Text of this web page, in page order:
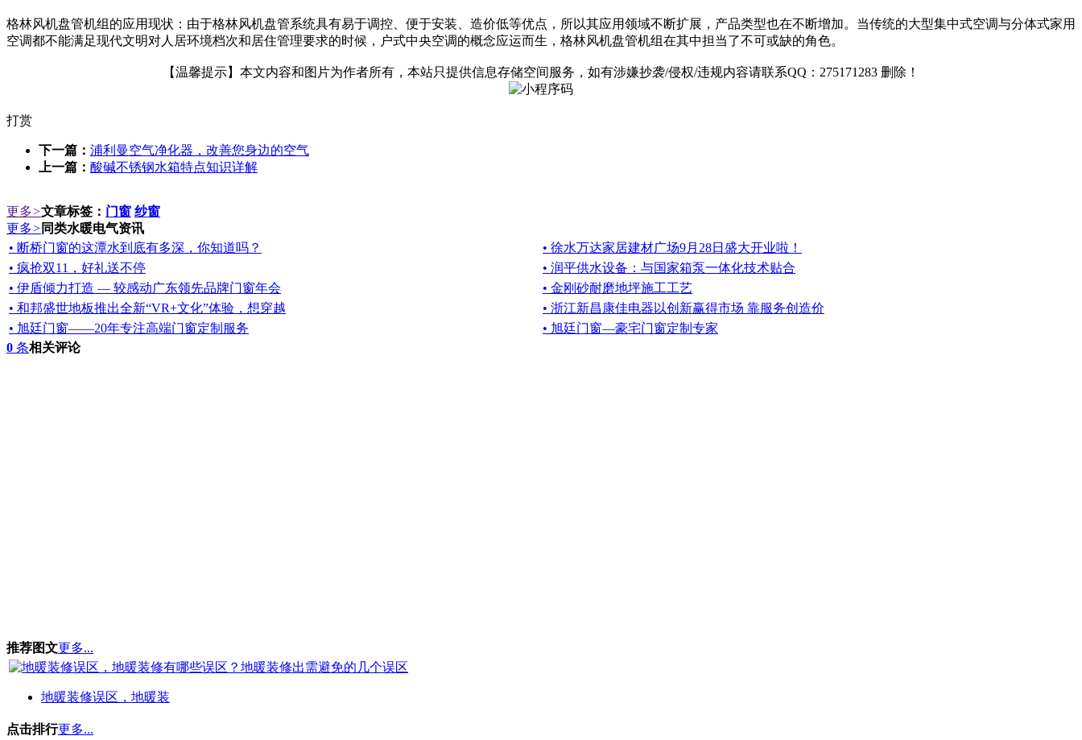
格林风机盘管机组的应用现状：由于格林风机盘管系统具有易于调控、便于安装、造价低等优点，所以其应用领域不断扩展，产品类型也在不断增加。当传统的大型集中式空调与分体式家用
空调都不能满足现代文明对人居环境档次和居住管理要求的时候，户式中央空调的概念应运而生，格林风机盘管机组在其中担当了不可或缺的角色。
【温馨提示】本文内容和图片为作者所有，本站只提供信息存储空间服务，如有涉嫌抄袭/侵权/违规内容请联系QQ：275171283 删除！
打赏
下一篇： 浦利曼空气净化器，改善您身边的空气
上一篇： 酸碱不锈钢水箱特点知识详解
更多>文章标签： 门窗 纱窗
更多> 同类水暖电气资讯
• 断桥门窗的这潭水到底有多深，你知道吗？
• 徐水万达家居建材广场9月28日盛大开业啦！
• 疯抢双11，好礼送不停
• 润平供水设备：与国家箱泵一体化技术贴合
• 伊盾倾力打造 — 较感动广东领先品牌门窗年会
• 金刚砂耐磨地坪施工工艺
• 和邦盛世地板推出全新“VR+文化”体验，想穿越
• 浙江新昌康佳电器以创新赢得市场 靠服务创造价
• 旭廷门窗——20年专注高端门窗定制服务
• 旭廷门窗—豪宅门窗定制专家
0 条相关评论
推荐图文更多...
地暖装修误区，地暖装
点击排行更多...